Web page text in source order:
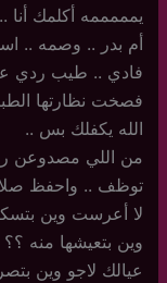
يمممممه أكلمك أنا ..
أم بدر .. وصمه ..
فادي .. طيب ردي
فصخت نظارتها
الله يكفلك بس .. ‏
من اللي مصدوعن
توظف .. واحفظ
لا أعرست وين
وين بتعيشها منه ؟؟
عيالك لاجو وين